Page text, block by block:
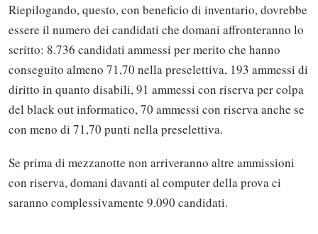
Riepilogando, questo, con beneficio di inventario, dovrebbe
essere il numero dei candidati che domani affronteranno lo
scritto: 8.736 candidati ammessi per merito che hanno
conseguito almeno 71,70 nella preselettiva, 193 ammessi di
diritto in quanto disabili, 91 ammessi con riserva per colpa
del black out informatico, 70 ammessi con riserva anche se
con meno di 71,70 punti nella preselettiva.
Se prima di mezzanotte non arriveranno altre ammissioni
con riserva, domani davanti al computer della prova ci
saranno complessivamente 9.090 candidati.